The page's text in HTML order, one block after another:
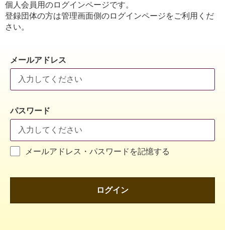
個人会員用のログインページです。
登録団体の方は管理画面側のログインページをご利用くだ
さい。
メールアドレス
パスワード
メールアドレス・パスワードを記憶する
ログイン